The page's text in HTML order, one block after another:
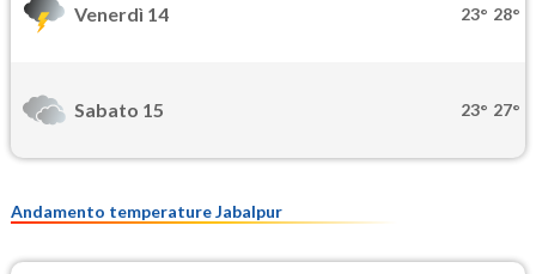
Venerdì 14 23° 28°
Sabato 15 23° 27°
Andamento temperature Jabalpur